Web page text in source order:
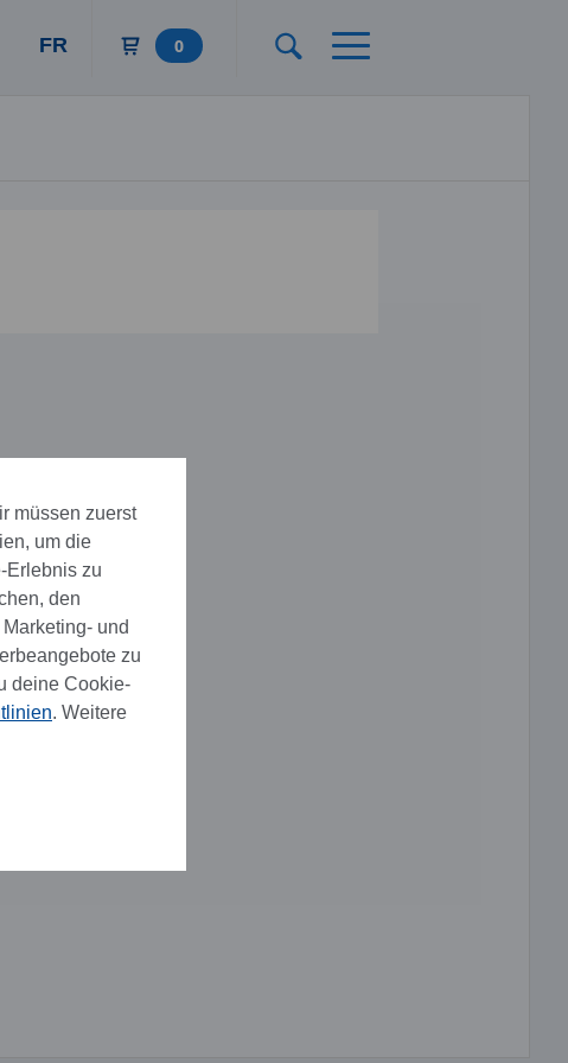
FR 0
müssen zuerst
um die
Erlebnis zu
den
und
zu
deine Cookie-
. Weitere